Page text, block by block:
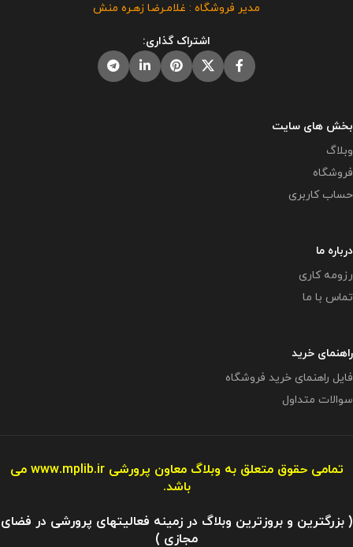
مدیر فروشگاه : غلامـرضا زهـره منش
اشتراک گذاری:
بخش های سایت
وبلاگ
فروشگاه
حساب کاربری
درباره ما
رزومه کاری
تماس با ما
راهنمای خرید
فایل راهنمای خرید فروشگاه
سوالات متداول
تمامی حقوق متعلق به وبلاگ معاون پرورشیwww.mplib.ir می
باشد.
( بزرگترین و بروزترین وبلاگ در زمینه فعالیتهای پرورشی در فضای
مجازی )